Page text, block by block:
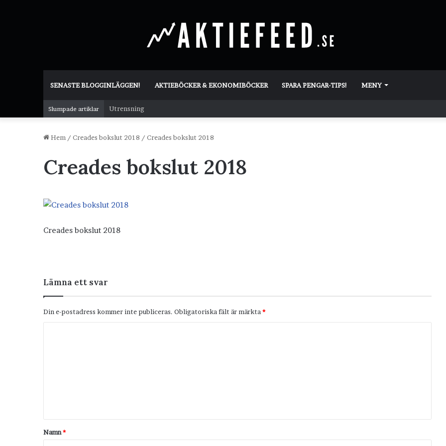
SENASTE BLOGGINLÄGGEN! AKTIEBÖCKER & EKONOMIBÖCKER SPARA PENGAR-TIPS! MENY
Slumpade artiklar Utrensning
Hem / Creades bokslut 2018 / Creades bokslut 2018
Creades bokslut 2018
Creades bokslut 2018
Lämna ett svar
Din e-postadress kommer inte publiceras. Obligatoriska fält är märkta *
t
a
Namn*